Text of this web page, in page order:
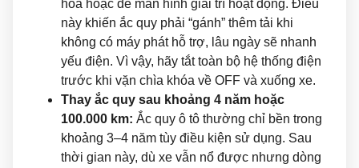
hòa hoặc để màn hình giải trí hoạt động. Điều
này khiến ắc quy phải “gánh” thêm tải khi
không có máy phát hỗ trợ, lâu ngày sẽ nhanh
yếu điện. Vì vậy, hãy tắt toàn bộ hệ thống điện
trước khi vặn chìa khóa về OFF và xuống xe.
Thay ắc quy sau khoảng 4 năm hoặc
100.000 km: Ắc quy ô tô thường chỉ bền trong
khoảng 3–4 năm tùy điều kiện sử dụng. Sau
thời gian này, dù xe vẫn nổ được nhưng dòng